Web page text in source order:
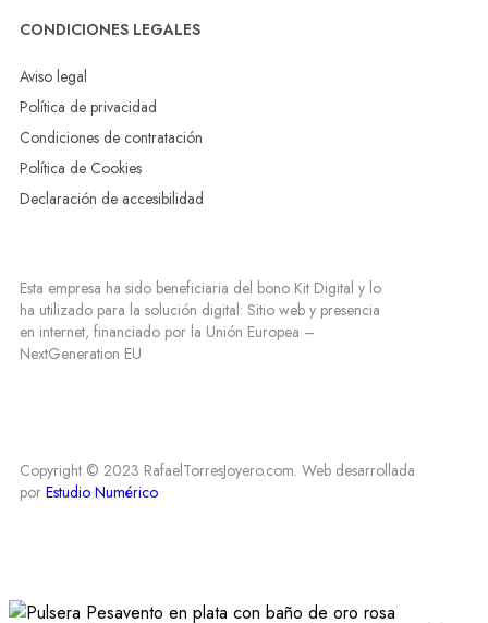
CONDICIONES LEGALES
Aviso legal
Política de privacidad
Condiciones de contratación
Política de Cookies
Declaración de accesibilidad
Esta empresa ha sido beneficiaria del bono Kit Digital y lo
ha utilizado para la solución digital: Sitio web y presencia
en internet, financiado por la Unión Europea –
NextGeneration EU
Copyright © 2023 RafaelTorresJoyero.com. Web desarrollada
por Estudio Numérico